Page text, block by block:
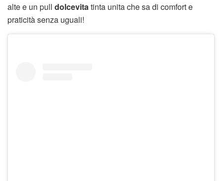
alte e un pull dolcevitatinta unita che sa di comfort e
praticità senza uguali!